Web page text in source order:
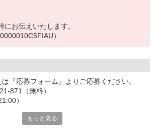
にお伝えいたします。
）
は『応募フォーム』よりご応募ください。
871（無料）
）
お伝えいただけるとスムーズです。
もっと見る